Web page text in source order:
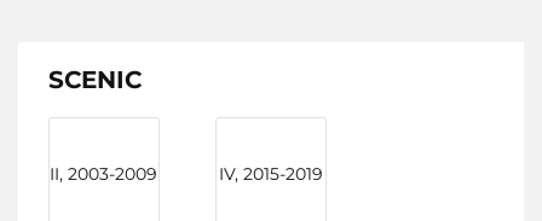
SCENIC
II, 2003-2009 IV, 2015-2019